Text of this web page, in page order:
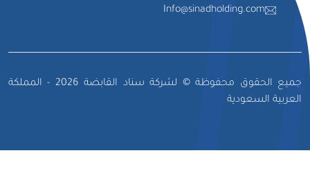
Info@sinadholding.com
جميع الحقوق محفوظة © لشركة سناد القابضة 2026 - المملكة
العربية السعودية